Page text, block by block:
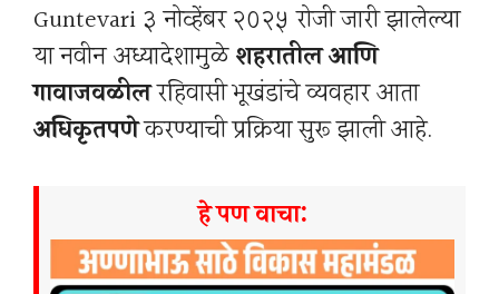
Guntevari ३ नोव्हेंबर २०२५ रोजी जारी झालेल्या
या नवीन अध्यादेशामुळेशहरातील आणि
गावाजवळीलरहिवासी भूखंडांचे व्यवहार आता
अधिकृतपणेकरण्याची प्रक्रिया सुरू झाली आहे.
हे पण वाचा: